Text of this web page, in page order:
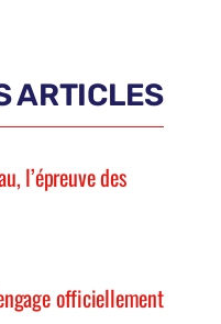
ARTICLES
l’épreuve des
officiellement